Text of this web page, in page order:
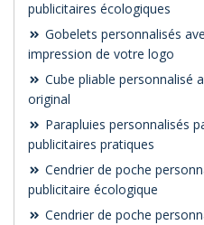
publicitaires écologiques
Gobelets personnalisés
impression de votre logo
Cube pliable personnalisé
original
Parapluies personnalisés
publicitaires pratiques
Cendrier de poche
publicitaire écologique
Cendrier de poche